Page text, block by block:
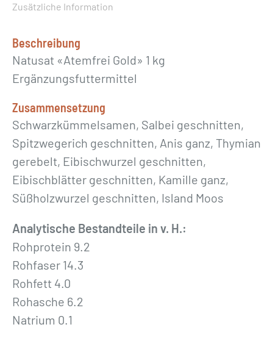
G
o
l
»
1
k
g
M
e
g
e
Zusätzliche Information
Beschreibung
Natusat «Atemfrei Gold» 1 kg
Ergänzungsfuttermittel
Zusammensetzung
Schwarzkümmelsamen, Salbei geschnitten,
Spitzwegerich geschnitten, Anis ganz, Thymian
gerebelt, Eibischwurzel geschnitten,
Eibischblätter geschnitten, Kamille ganz,
Süßholzwurzel geschnitten, Island Moos
Analytische Bestandteile in v. H.:
Rohprotein 9.2
Rohfaser 14.3
Rohfett 4.0
Rohasche 6.2
Natrium 0.1